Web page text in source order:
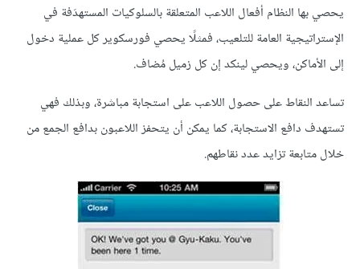
يحصي بها النظام أفعال اللاعب المتعلقة بالسلوكيات المستهدَفة في
الإستراتيجية العامة للتلعيب، فمثلًا يحصي فورسكوير كل عملية دخول
إلى الأماكن، ويحصي لينكد إن كل زميل مُضاف.
تساعد النقاط على حصول اللاعب على استجابة مباشرة، وبذلك فهي
تستهدف دافع الاستجابة، كما يمكن أن يتحفز اللاعبون بدافع الجمع من
خلال متابعة تزايد عدد نقاطهم.